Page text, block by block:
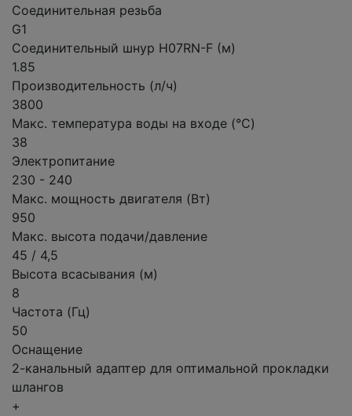
Соединительная резьба
G1
Соединительный шнур H07RN-F (м)
1.85
Производительность (л/ч)
3800
Макс. температура воды на входе (°C)
38
Электропитание
230 - 240
Макс. мощность двигателя (Вт)
950
Макс. высота подачи/давление
45 / 4,5
Высота всасывания (м)
8
Частота (Гц)
50
Оснащение
2-канальный адаптер для оптимальной прокладки
шлангов
+